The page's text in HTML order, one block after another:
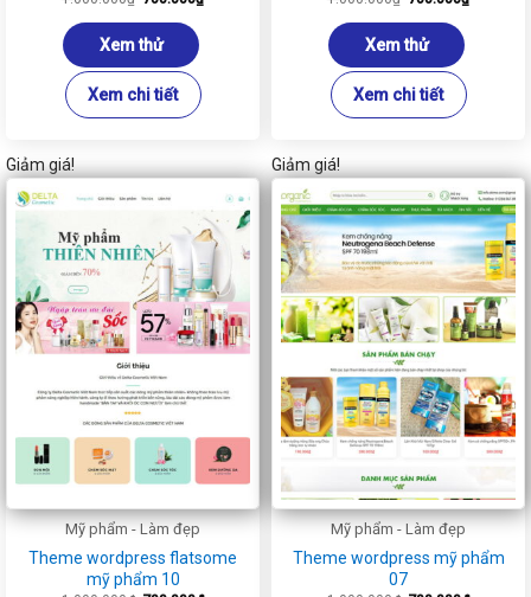
là:
1.000.000₫.
hiện
Xem thử
Xem chi tiết
là:
1.000.000₫.
hiện
Xem thử
Xem chi tiết
Giảm giá!
Mỹ phẩm - Làm đẹp
Theme wordpress flatsome
mỹ phẩm 10
Giảm giá!
Mỹ phẩm - Làm đẹp
Theme wordpress mỹ phẩm
07